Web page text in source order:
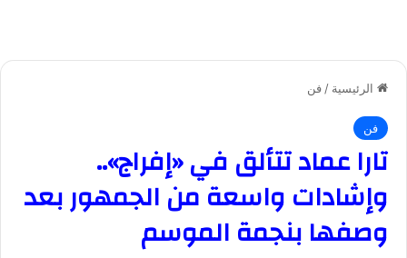
الرئيسية / فن
فن
تارا عماد تتألق في «إفراج»..
وإشادات واسعة من الجمهور بعد
وصفها بنجمة الموسم